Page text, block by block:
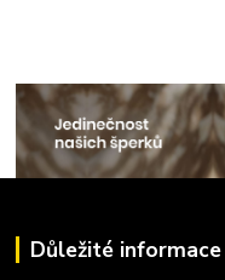
Důležité informace